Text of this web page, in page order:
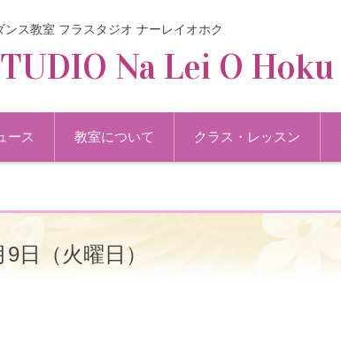
ス教室 フラスタジオ ナーレイオホク
Na Lei O Hoku
ース 教室について クラス・レッスン
9日（火曜日）